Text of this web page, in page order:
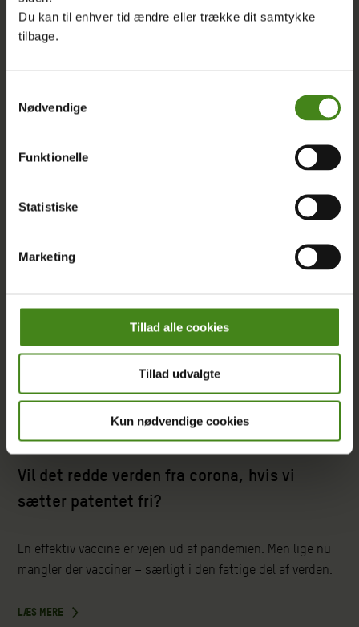
Du kan til enhver tid ændre eller trække dit samtykke
tilbage.
Nødvendige
Funktionelle
Statistiske
Marketing
Tillad alle cookies
Tillad udvalgte
Kun nødvendige cookies
Der er brug for en helt ny tilgang, hvis vi skal bekæmpe
Vil det redde verden fra corona, hvis vi
sætter patentet fri?
En effektiv vaccine er vejen ud af pandemien. Men lige nu
mangler der vacciner – særligt i den fattige del af verden.
LÆS MERE